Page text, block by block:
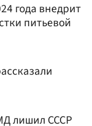
года внедрит
питьевой
лишил СССР